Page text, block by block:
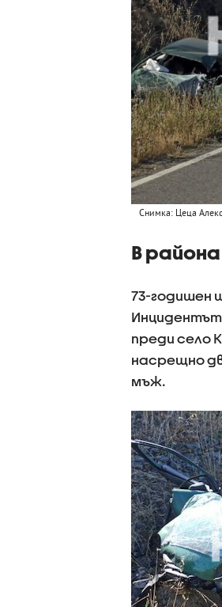
Снимка: Цеца
В
73-годишен
Инцидентът
преди село
насрещно
мъж.